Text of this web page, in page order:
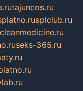
tajuncos.ru
splclub.ru
cleanmedicine.ru
seks-365.ru